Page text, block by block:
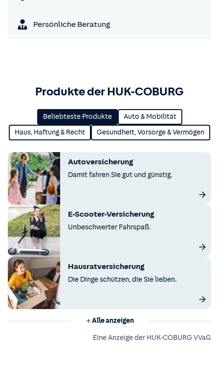
Persönliche Beratung
Produkte der HUK-COBURG
Beliebteste Produkte Auto & Mobilität
Haus, Haftung & Recht Gesundheit, Vorsorge & Vermögen
Autoversicherung
Damit fahren Sie gut und günstig.
E-Scooter-Versicherung
Unbeschwerter Fahrspaß.
Hausratversicherung
Die Dinge schützen, die Sie lieben.
Alle anzeigen
Eine Anzeige der HUK-COBURG VVaG